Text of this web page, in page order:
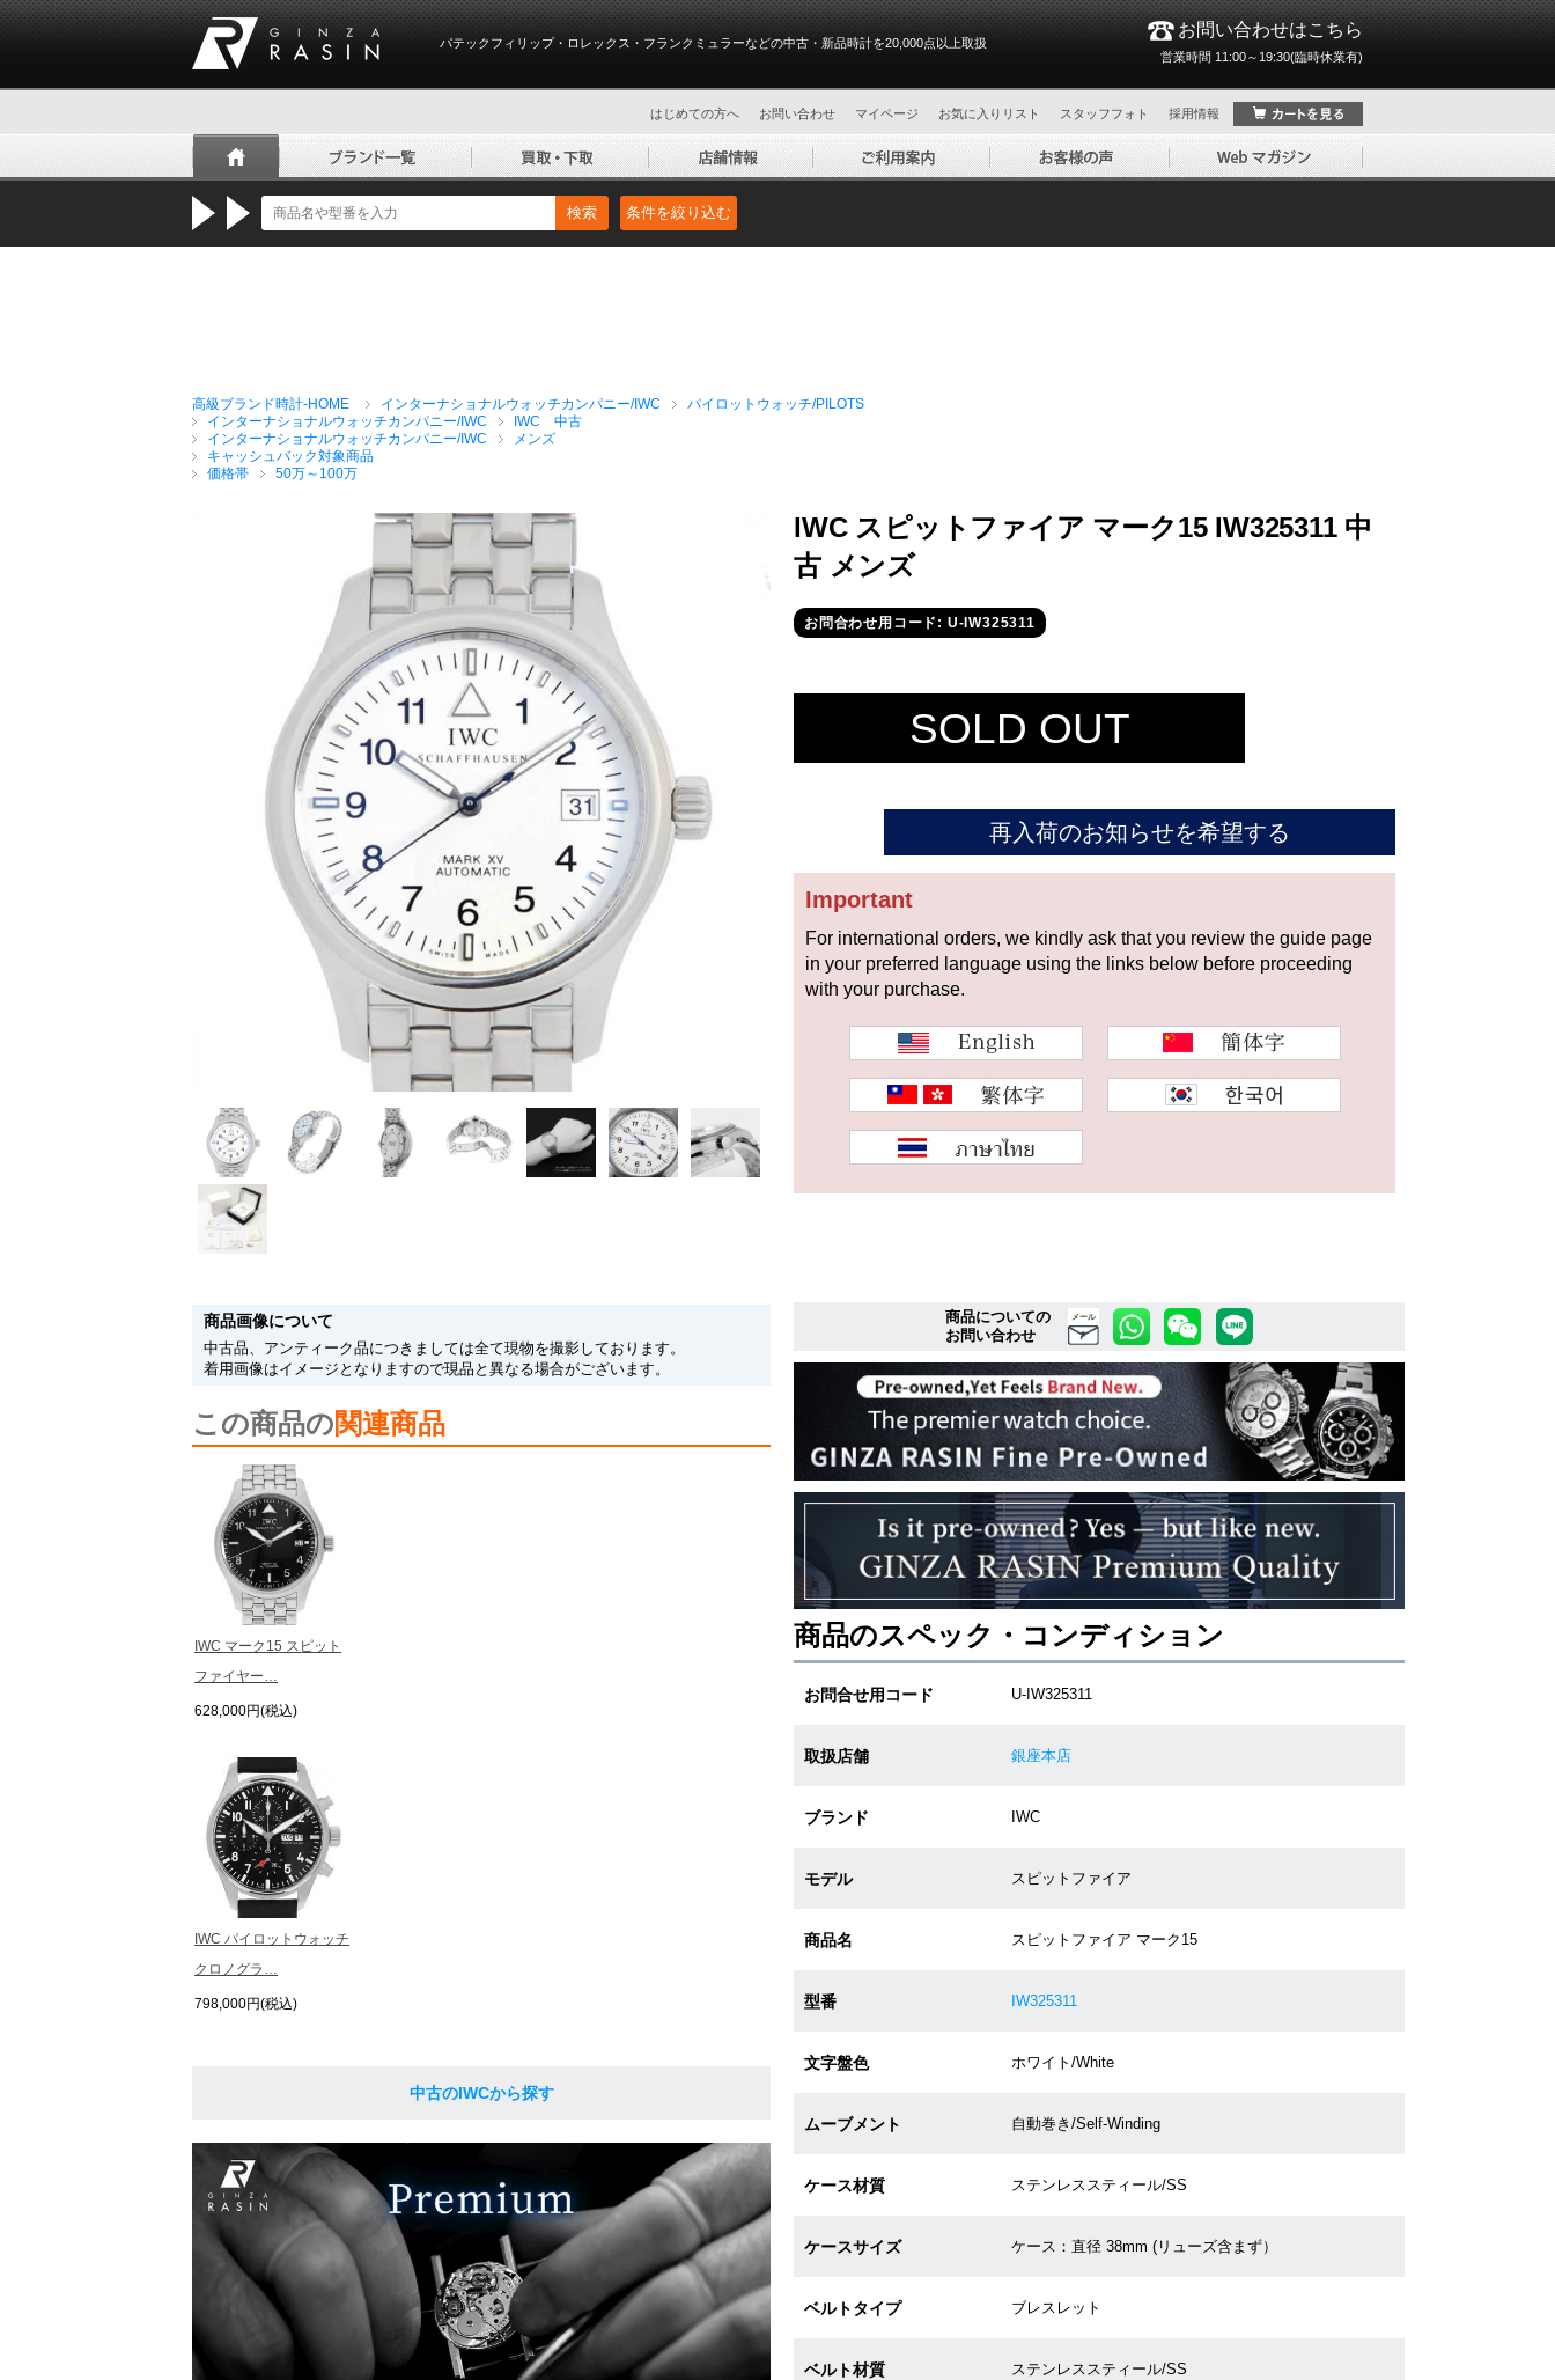
パテックフィリップ・ロレックス・フランクミュラーなどの中古・新品時計を20,000点以上取扱
お問い合わせはこちら
営業時間 11:00～19:30(臨時休業有)
はじめての方へ お問い合わせ マイページ お気に入りリスト スタッフフォト 採用情報
検索 条件を絞り込む
高級ブランド時計-HOME インターナショナルウォッチカンパニー/IWC
パイロットウォッチ/PILOTS
インターナショナルウォッチカンパニー/IWC
IWC 中古
インターナショナルウォッチカンパニー/IWC
メンズ
キャッシュバック対象商品
価格帯
50万～100万
IWC スピットファイア マーク15 IW325311 中
古 メンズ
お問合わせ用コード: U-IW325311
SOLD OUT
再入荷のお知らせを希望する
Important
For international orders, we kindly ask that you review the guide page
in your preferred language using the links below before proceeding
with your purchase.
商品画像について
中古品、アンティーク品につきましては全て現物を撮影しております。
着用画像はイメージとなりますので現品と異なる場合がございます。
この商品の関連商品
IWC マーク15 スピット
ファイヤー…
628,000円(税込)
IWC パイロットウォッチ
クロノグラ…
798,000円(税込)
中古のIWCから探す
商品についての
お問い合わせ
メール
商品のスペック・コンディション
お問合せ用コード U-IW325311
取扱店舗 銀座本店
ブランド IWC
モデル スピットファイア
商品名 スピットファイア マーク15
型番 IW325311
文字盤色 ホワイト/White
ムーブメント 自動巻き/Self-Winding
ケース材質 ステンレススティール/SS
ケースサイズ ケース：直径 38mm (リューズ含まず）
ベルトタイプ ブレスレット
ベルト材質 ステンレススティール/SS